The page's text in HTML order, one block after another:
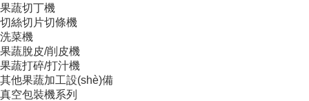
果蔬切丁機
切絲切片切條機
洗菜機
果蔬脫皮/削皮機
果蔬打碎/打汁機
其他果蔬加工設(shè)備
真空包裝機系列